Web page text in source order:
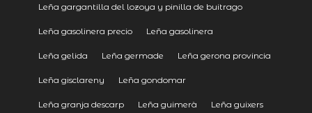
Leña gargantilla del lozoya y pinilla de buitrago
Leña gasolinera precio Leña gasolinera
Leña gelida Leña germade Leña gerona provincia
Leña gisclareny Leña gondomar
Leña granja descarp Leña guimerà Leña guixers